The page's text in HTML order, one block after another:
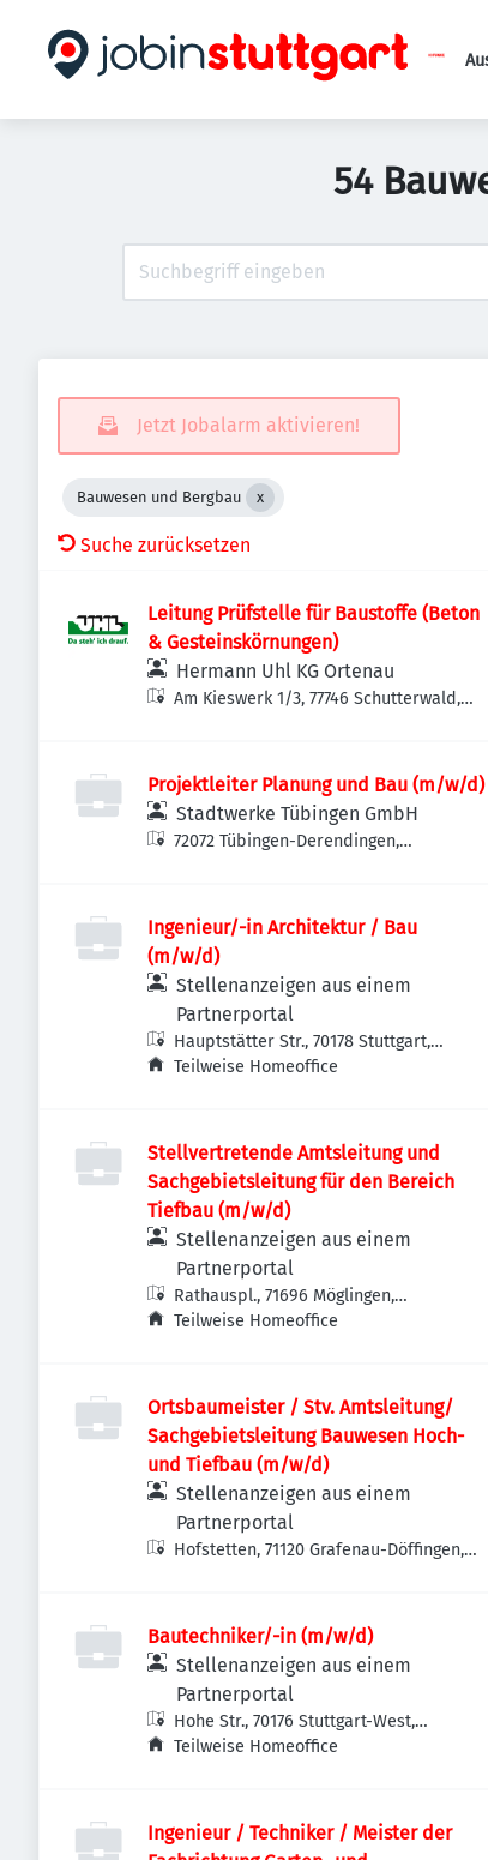
54
Jetzt Jobalarm aktivieren!
Bauwesen und Bergbau
Suche zurücksetzen
Leitung Prüfstelle für Baustoffe (Beton
& Gesteinskörnungen)
Hermann Uhl KG Ortenau
Am Kieswerk 1/3, 77746 Schutterwald,
Projektleiter Planung und Bau (m/w/d)
Stadtwerke Tübingen GmbH
72072 Tübingen-Derendingen,
Ingenieur/-in Architektur / Bau
(m/w/d)
Stellenanzeigen aus einem
Partnerportal
Hauptstätter Str., 70178 Stuttgart,
Deutschland
Teilweise Homeoffice
Stellvertretende Amtsleitung und
Sachgebietsleitung für den Bereich
Tiefbau (m/w/d)
Stellenanzeigen aus einem
Partnerportal
Rathauspl., 71696 Möglingen,
Deutschland
Teilweise Homeoffice
Ortsbaumeister / Stv. Amtsleitung/
Sachgebietsleitung Bauwesen Hoch-
und Tiefbau (m/w/d)
Stellenanzeigen aus einem
Partnerportal
Hofstetten, 71120 Grafenau-Döffingen,
Bautechniker/-in (m/w/d)
Stellenanzeigen aus einem
Partnerportal
Hohe Str., 70176 Stuttgart-West,
Deutschland
Teilweise Homeoffice
Ingenieur / Techniker / Meister der